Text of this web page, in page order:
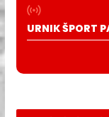
URNIK ŠPORT